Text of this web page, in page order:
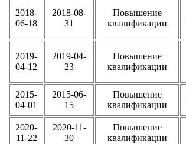
2018-
06-18
2018-08-
31
Повышение
квалификации
2019-
04-12
2019-04-
23
Повышение
квалификации
2015-
04-01
2015-06-
15
Повышение
квалификации
2020-
11-22
2020-11-
30
Повышение
квалификации